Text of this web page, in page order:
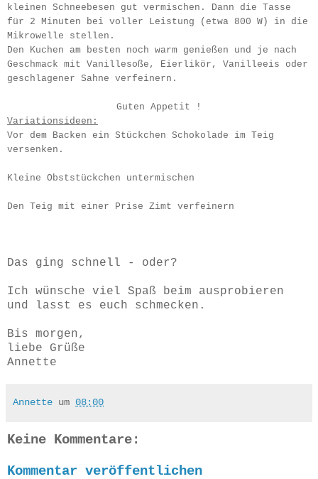
kleinen Schneebesen gut vermischen. Dann die Tasse
für 2 Minuten bei voller Leistung (etwa 800 W) in die
Mikrowelle stellen.
Den Kuchen am besten noch warm genießen und je nach
Geschmack mit Vanillesoße, Eierlikör, Vanilleeis oder
geschlagener Sahne verfeinern.
Guten Appetit !
Variationsideen:
Vor dem Backen ein Stückchen Schokolade im Teig
versenken.
Kleine Obststückchen untermischen
Den Teig mit einer Prise Zimt verfeinern
Das ging schnell - oder?
Ich wünsche viel Spaß beim ausprobieren
und lasst es euch schmecken.
Bis morgen,
liebe Grüße
Annette
Annette um 08:00
Keine Kommentare:
Kommentar veröffentlichen